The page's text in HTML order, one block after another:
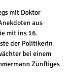
mit Doktor
aus
mit ins 16.
der Politikerin
bei einem
Zünftiges